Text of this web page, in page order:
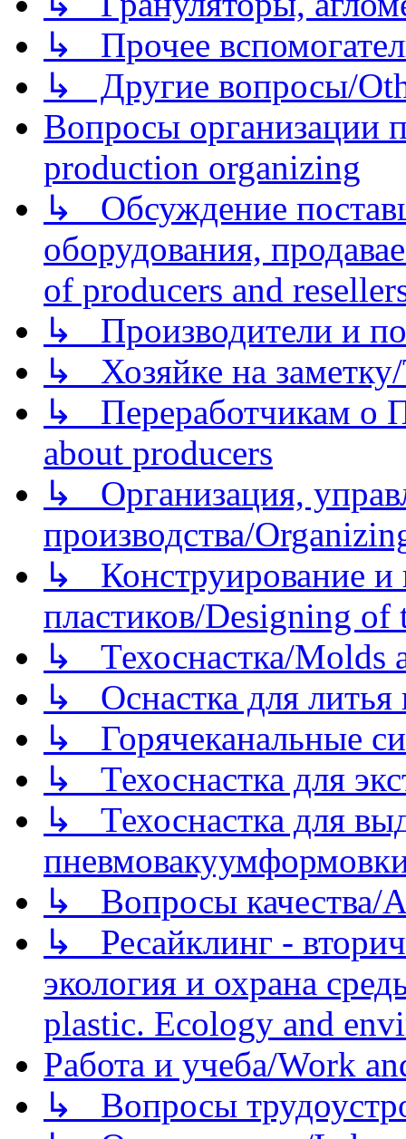
↳ Прочее
↳ Другие вопросы/
Вопросы организации
production organizing
↳ Обсуждение
оборудования,
of producers and
↳ Производители и
↳ Хозяйке на
↳ Переработчикам о
about producers
↳ Организация,
производства/
↳ Конструирование и
пластиков/Designing of
↳ Техоснастка/Molds
↳ Оснастка для литья
↳ Горячеканальные
↳ Техоснастка для
↳ Техоснастка для
↳ Вопросы качества/
↳ Ресайклинг -
экология и охрана
plastic. Ecology and
Работа и учеба/Work
↳ Вопросы